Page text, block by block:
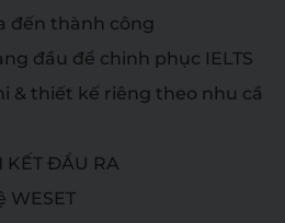
đến thành công
đầu để chinh phục IELTS
& thiết kế riêng theo nhu cầ
KẾT ĐẦU RA
WESET